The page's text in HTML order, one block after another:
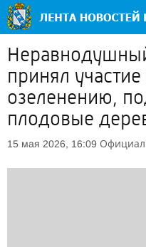
принял
озеленению,
плодовые
15 мая 2026, 16:09